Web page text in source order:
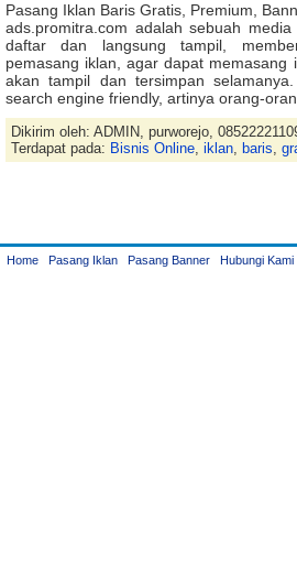
Pasang Iklan Baris Gratis, Premium,
ads.promitra.com adalah sebuah
daftar dan langsung tampil,
pemasang iklan, agar dapat
akan tampil dan tersimpan
search engine friendly, artinya orang-
Dikirim oleh: ADMIN, purworejo,
Terdapat pada: Bisnis Online, iklan, baris,
Home Pasang Iklan Pasang Banner Hubungi Kami